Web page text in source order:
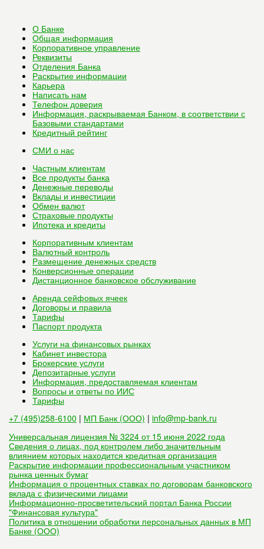
О Банке
Общая информация
Корпоративное управление
Реквизиты
Отделения Банка
Раскрытие информации
Карьера
Написать нам
Телефон доверия
Информация, раскрываемая Банком, в соответствии с
Базовыми стандартами
Кредитный рейтинг
СМИ о нас
Частным клиентам
Все продукты банка
Денежные переводы
Вклады и инвестиции
Обмен валют
Страховые продукты
Ипотека и кредиты
Корпоративным клиентам
Валютный контроль
Размещение денежных средств
Конверсионные операции
Дистанционное банковское обслуживание
Аренда сейфовых ячеек
Договоры и правила
Тарифы
Паспорт продукта
Услуги на финансовых рынках
Кабинет инвестора
Брокерские услуги
Депозитарные услуги
Информация, предоставляемая клиентам
Вопросы и ответы по ИИС
Тарифы
+7 (495)258-6100 | МП Банк (ООО) | info@mp-bank.ru
Универсальная лицензия № 3224 от 15 июня 2022 года
Сведения о лицах, под контролем либо значительным
влиянием которых находится кредитная организация
Раскрытие информации профессиональным участником
рынка ценных бумаг
Информация о процентных ставках по договорам банковского
вклада с физическими лицами
Информационно-просветительский портал Банка России
"Финансовая культура"
Политика в отношении обработки персональных данных в МП
Банке (ООО)